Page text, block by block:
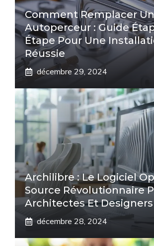
Comment Remplacer
Autoperceur : Guide
Étape Pour Une
Réussie
décembre 29, 2024
Archilibre : Le Logiciel
Source Révolutionnaire
Architectes Et Designers
décembre 28, 2024